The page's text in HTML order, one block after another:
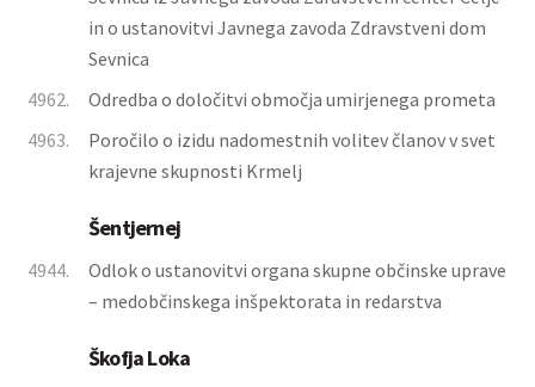
in o ustanovitvi Javnega zavoda Zdravstveni dom
Sevnica
4962.
Odredba o določitvi območja umirjenega prometa
4963.
Poročilo o izidu nadomestnih volitev članov v svet
krajevne skupnosti Krmelj
Šentjernej
4944.
Odlok o ustanovitvi organa skupne občinske uprave
– medobčinskega inšpektorata in redarstva
Škofja Loka